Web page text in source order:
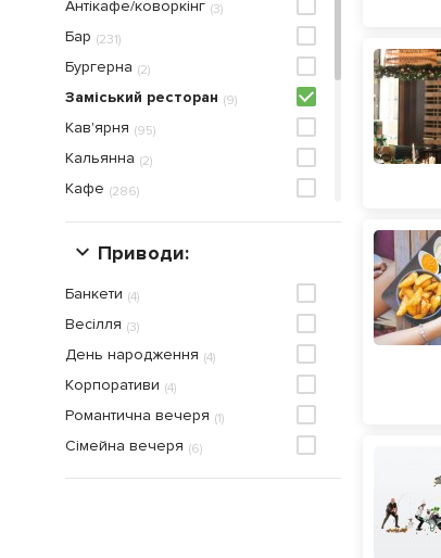
(3)
Антікафе/коворкінг
(231)
Бар
(2)
Бургерна
(9)
Заміський ресторан
(95)
Кав'ярня
(2)
Кальянна
(286)
Кафе
(11)
Кейтерінг
48
Кондитерська
Приводи:
(4)
Банкети
(3)
Весілля
(4)
День народження
(4)
Корпоративи
(1)
Романтична вечеря
(6)
Сімейна вечеря